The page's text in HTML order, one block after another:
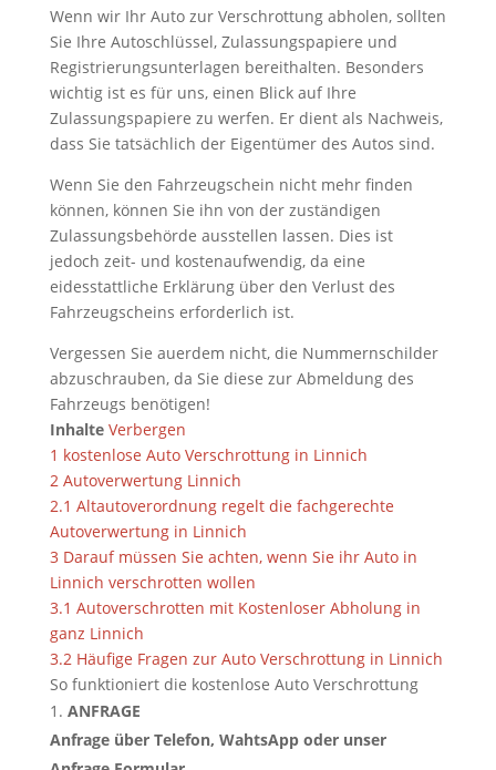
Wenn wir Ihr Auto zur Verschrottung abholen, sollten
Sie Ihre Autoschlüssel, Zulassungspapiere und
Registrierungsunterlagen bereithalten. Besonders
wichtig ist es für uns, einen Blick auf Ihre
Zulassungspapiere zu werfen. Er dient als Nachweis,
dass Sie tatsächlich der Eigentümer des Autos sind.
Wenn Sie den Fahrzeugschein nicht mehr finden
können, können Sie ihn von der zuständigen
Zulassungsbehörde ausstellen lassen. Dies ist
jedoch zeit- und kostenaufwendig, da eine
eidesstattliche Erklärung über den Verlust des
Fahrzeugscheins erforderlich ist.
Vergessen Sie auerdem nicht, die Nummernschilder
abzuschrauben, da Sie diese zur Abmeldung des
Fahrzeugs benötigen!
Inhalte Verbergen
1 kostenlose Auto Verschrottung in Linnich
2 Autoverwertung Linnich
2.1 Altautoverordnung regelt die fachgerechte
Autoverwertung in Linnich
3 Darauf müssen Sie achten, wenn Sie ihr Auto in
Linnich verschrotten wollen
3.1 Autoverschrotten mit Kostenloser Abholung in
ganz Linnich
3.2 Häufige Fragen zur Auto Verschrottung in Linnich
So funktioniert die kostenlose Auto Verschrottung
ANFRAGE
Anfrage über Telefon, WahtsApp oder unser